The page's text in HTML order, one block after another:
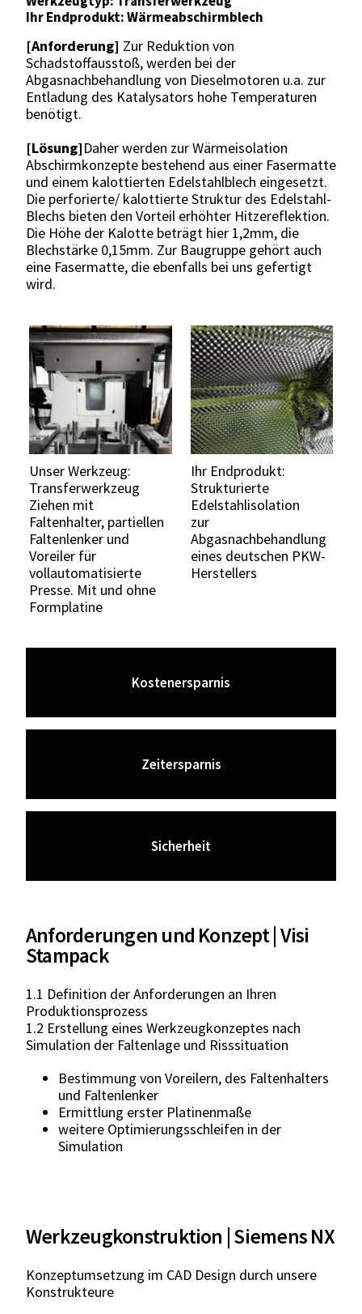
Ihr Endprodukt: Wärmeabschirmblech
[Anforderung] Zur Reduktion von
Schadstoffausstoß, werden bei der
Abgasnachbehandlung von Dieselmotoren u.a. zur
Entladung des Katalysators hohe Temperaturen
benötigt.
[Lösung]Daher werden zur Wärmeisolation
Abschirmkonzepte bestehend aus einer Fasermatte
und einem kalottierten Edelstahlblech eingesetzt.
Die perforierte/ kalottierte Struktur des Edelstahl-
Blechs bieten den Vorteil erhöhter Hitzereflektion.
Die Höhe der Kalotte beträgt hier 1,2mm, die
Blechstärke 0,15mm. Zur Baugruppe gehört auch
eine Fasermatte, die ebenfalls bei uns gefertigt
wird.
Unser Werkzeug:
Transferwerkzeug
Ziehen mit
Faltenhalter, partiellen
Faltenlenker und
Voreiler für
vollautomatisierte
Presse. Mit und ohne
Formplatine
Ihr Endprodukt:
Strukturierte
Edelstahlisolation
zur
Abgasnachbehandlung
eines deutschen PKW-
Herstellers
Kostenersparnis
da nur 1 Werkzeugzeug mit Rechteckplatine
Zeitersparnis
durch Simulation und operative Exzellenz
Sicherheit
durch Transparenz, hohe Liefertreue und
Projektmanagement
Anforderungen und Konzept | Visi
Stampack
1.1 Definition der Anforderungen an Ihren
Produktionsprozess
1.2 Erstellung eines Werkzeugkonzeptes nach
Simulation der Faltenlage und Risssituation
Bestimmung von Voreilern, des Faltenhalters
und Faltenlenker
Ermittlung erster Platinenmaße
weitere Optimierungsschleifen in der
Simulation
Werkzeugkonstruktion | Siemens NX
Konzeptumsetzung im CAD Design durch unsere
Konstrukteure